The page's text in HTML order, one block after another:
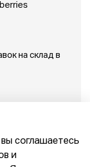
на склад в
соглашаетесь
и